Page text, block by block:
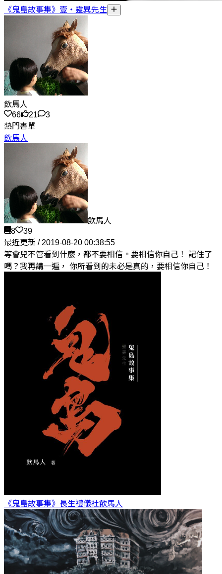
《鬼島故事集》壹・靈異先生
飲馬人
66
21
3
熱門書單
飲馬人
飲馬人
8
39
最近更新 / 2019-08-20 00:38:55
等會兒不管看到什麼，都不要相信。要相信你自己！ 記住了
嗎？我再講一遍， 你所看到的未必是真的，要相信你自己！
《鬼島故事集》長生禮儀社飲馬人